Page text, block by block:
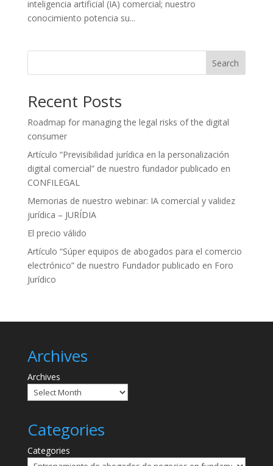
inteligencia artificial (IA) comercial; nuestro
conocimiento potencia su...
Search
Recent Posts
Roadmap for managing the legal risks of the digital
consumer
Artículo “Previsibilidad jurídica en la personalización
digital comercial” de nuestro fundador publicado en
CONFILEGAL
Memorias de nuestro webinar: IA comercial y validez
jurídica – JURÍDIA
El precio válido
Artículo “Súper equipos de abogados para el comercio
electrónico” de nuestro Fundador publicado en Foro
Jurídico
Archives
Archives
Categories
Categories